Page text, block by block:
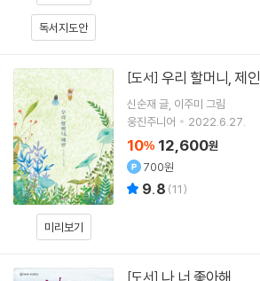
독서지도안
미리보기
[도서] 우리 할머니, 제인
신순재 글 이주미 그림
웅진주니어
2022.6.27.
10% 12,600원
700원
9.8 (11)
[도서]